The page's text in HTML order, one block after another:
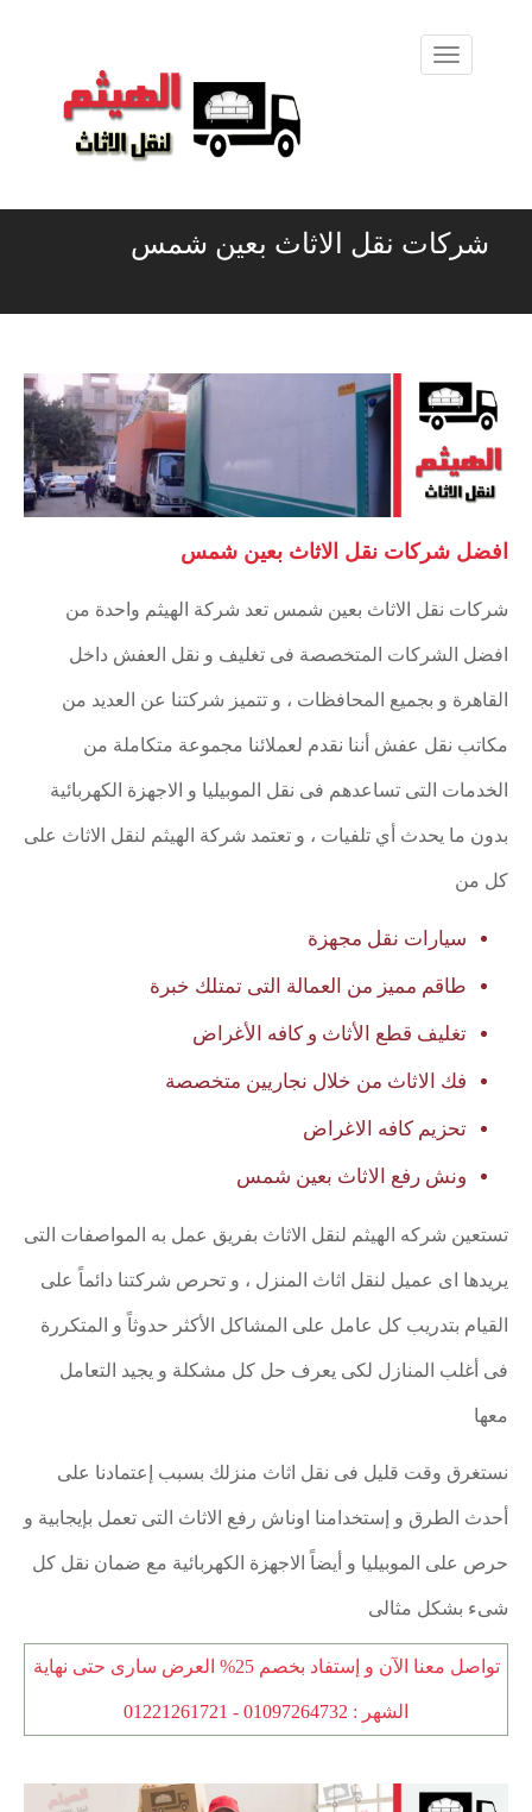
شركات نقل الاثاث بعين شمس
افضل شركات نقل الاثاث بعين شمس
شركات نقل الاثاث بعين شمس تعد شركة الهيثم واحدة من
افضل الشركات المتخصصة فى تغليف و نقل العفش داخل
القاهرة و بجميع المحافظات ، و تتميز شركتنا عن العديد من
مكاتب نقل عفش أننا نقدم لعملائنا مجموعة متكاملة من
الخدمات التى تساعدهم فى نقل الموبيليا و الاجهزة الكهربائية
بدون ما يحدث أي تلفيات ، و تعتمد شركة الهيثم لنقل الاثاث على
كل من
سيارات نقل مجهزة
طاقم مميز من العمالة التى تمتلك خبرة
تغليف قطع الأثاث و كافه الأغراض
فك الاثاث من خلال نجاريين متخصصة
تحزيم كافه الاغراض
ونش رفع الاثاث بعين شمس
تستعين شركه الهيثم لنقل الاثاث بفريق عمل به المواصفات التى
يريدها اى عميل لنقل اثاث المنزل ، و تحرص شركتنا دائماً على
القيام بتدريب كل عامل على المشاكل الأكثر حدوثاً و المتكررة
فى أغلب المنازل لكى يعرف حل كل مشكلة و يجيد التعامل
معها
نستغرق وقت قليل فى نقل اثاث منزلك بسبب إعتمادنا على
أحدث الطرق و إستخدامنا اوناش رفع الاثاث التى تعمل بإيجابية و
حرص على الموبيليا و أيضاً الاجهزة الكهربائية مع ضمان نقل كل
شىء بشكل مثالى
تواصل معنا الآن و إستفاد بخصم 25% العرض سارى حتى نهاية
الشهر : 01097264732
-
01221261721